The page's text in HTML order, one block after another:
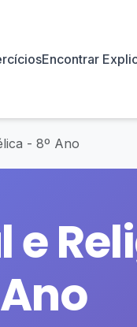
Encontrar
- 8º Ano
e